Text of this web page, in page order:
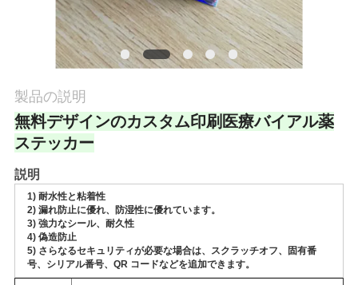
絡
し
な
さ
ニ
製品の説明
無料デザインのカスタム印刷医療バイアル薬
ステッカー
説明
1) 耐水性と粘着性
2) 漏れ防止に優れ、防湿性に優れています。
3) 強力なシール、耐久性
4) 偽造防止
5) さらなるセキュリティが必要な場合は、スクラッチオフ、固有番
号、シリアル番号、QR コードなどを追加できます。